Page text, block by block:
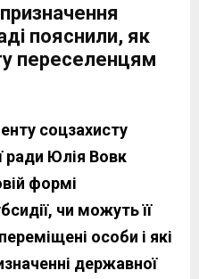
пояснили, як
переселенцям
соцзахисту
ради Юлія Вовк
формі
чи можуть її
особи і які
державної